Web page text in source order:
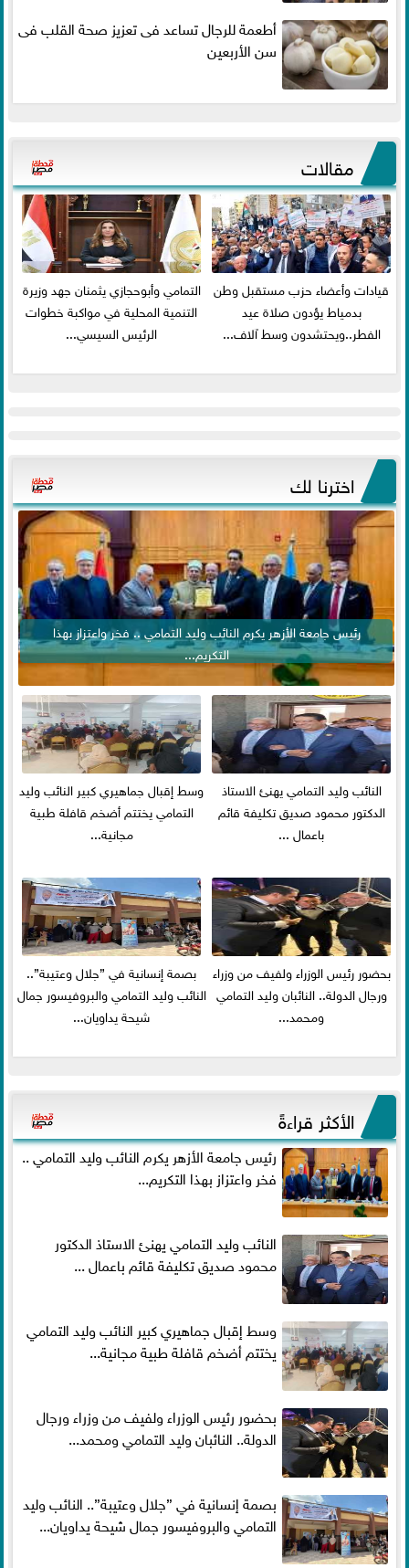
أطعمة للرجال تساعد فى تعزيز صحة القلب فى
سن الأربعين
مقالات
قيادات وأعضاء حزب مستقبل وطن
بدمياط يؤدون صلاة عيد
الفطر..ويحتشدون وسط آلاف...
التمامي وأبوحجازي يثمنان جهد وزيرة
التنمية المحلية في مواكبة خطوات
الرئيس السيسي...
اخترنا لك
رئيس جامعة الأزهر يكرم النائب وليد التمامي .. فخر واعتزاز بهذا
التكريم...
النائب وليد التمامي يهنئ الاستاذ
الدكتور محمود صديق تكليفة قائم
باعمال ...
وسط إقبال جماهيري كبير النائب وليد
التمامي يختتم أضخم قافلة طبية
مجانية...
بحضور رئيس الوزراء ولفيف من وزراء
ورجال الدولة.. النائبان وليد التمامي
ومحمد...
بصمة إنسانية في ”جلال وعتيبة”..
النائب وليد التمامي والبروفيسور جمال
شيحة يداويان...
الأكثر قراءةً
رئيس جامعة الأزهر يكرم النائب وليد التمامي ..
فخر واعتزاز بهذا التكريم...
النائب وليد التمامي يهنئ الاستاذ الدكتور
محمود صديق تكليفة قائم باعمال ...
وسط إقبال جماهيري كبير النائب وليد التمامي
يختتم أضخم قافلة طبية مجانية...
بحضور رئيس الوزراء ولفيف من وزراء ورجال
الدولة.. النائبان وليد التمامي ومحمد...
بصمة إنسانية في ”جلال وعتيبة”.. النائب وليد
التمامي والبروفيسور جمال شيحة يداويان...